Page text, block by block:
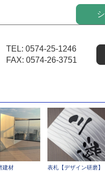
TEL: 0574-25-1246
FAX: 0574-26-3751
建材 表札【デザイン研磨】